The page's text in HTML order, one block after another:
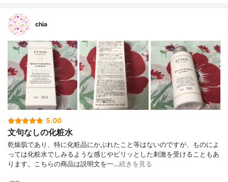
chia
5.00
文句なしの化粧水
乾燥肌であり、特に化粧品にかぶれたこと等はないのですが、ものによ
っては化粧水でしみるような感じやピリッとした刺激を受けることもあ
ります。こちらの商品は説明文を一…続きを見る